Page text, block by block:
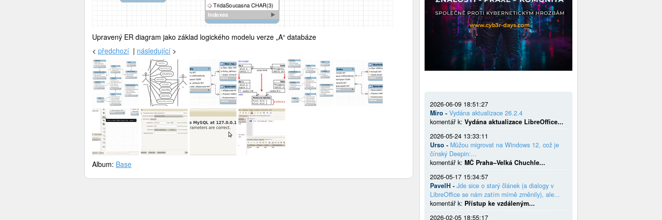
Upravený ER diagram jako základ logického modelu verze „A“ databáze
< předchozí | následující >
Album: Base
2026-06-09 18:51:27
Miro - Vydána aktualizace 26.2.4
komentář k: Vydána aktualizace LibreOffice...
2026-05-24 13:33:11
Urso - Můžou migrovat na Windows 12, což je
čínský Deepin:...
komentář k: MČ Praha–Velká Chuchle...
2026-05-17 15:34:57
PavelH - Jde sice o starý článek (a dialogy v
LibreOffice se nám zatím mírně změnily), ale...
komentář k: Přístup ke vzdáleným...
2026-02-05 18:55:17